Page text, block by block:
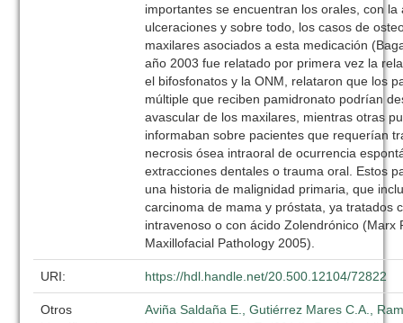
importantes se encuentran los orales, con la
ulceraciones y sobre todo, los casos de
maxilares asociados a esta medicación
año 2003 fue relatado por primera vez la
el bifosfonatos y la ONM, relataron que los
múltiple que reciben pamidronato podrían
avascular de los maxilares, mientras otras
informaban sobre pacientes que requerían
necrosis ósea intraoral de ocurrencia
extracciones dentales o trauma oral. Estos
una historia de malignidad primaria, que
carcinoma de mama y próstata, ya tratados
intravenoso o con ácido Zolendrónico (Marx
Maxillofacial Pathology 2005).
URI: https://hdl.handle.net/20.500.12104/72822
Otros
Aviña Saldaña E., Gutiérrez Mares C.A.,